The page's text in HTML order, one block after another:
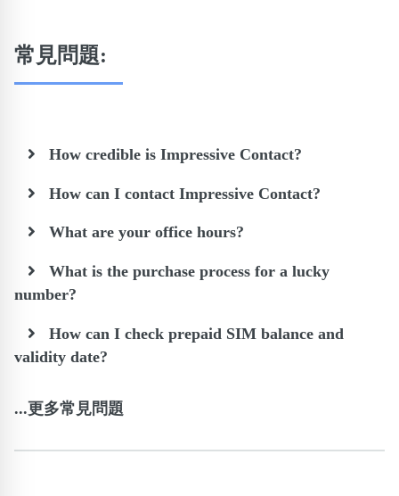
常見問題:
How credible is Impressive Contact?
How can I contact Impressive Contact?
What are your office hours?
What is the purchase process for a lucky
number?
How can I check prepaid SIM balance and
validity date?
...更多常見問題